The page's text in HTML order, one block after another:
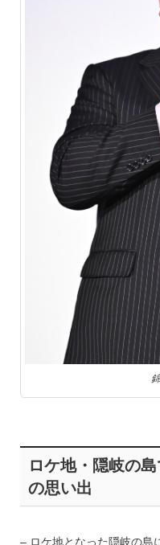
ロケ地・隠岐の
の思い出
– ロケ地となった隠岐の島